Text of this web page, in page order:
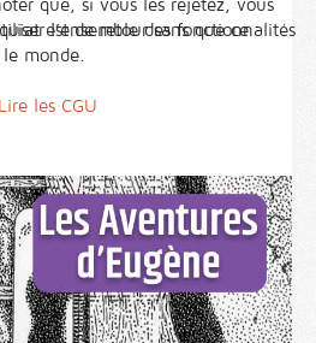
est de retour sans que ce
monde.
que, si vous les rejetez, vous
l’ensemble des fonctionnalités
Lire les CGU